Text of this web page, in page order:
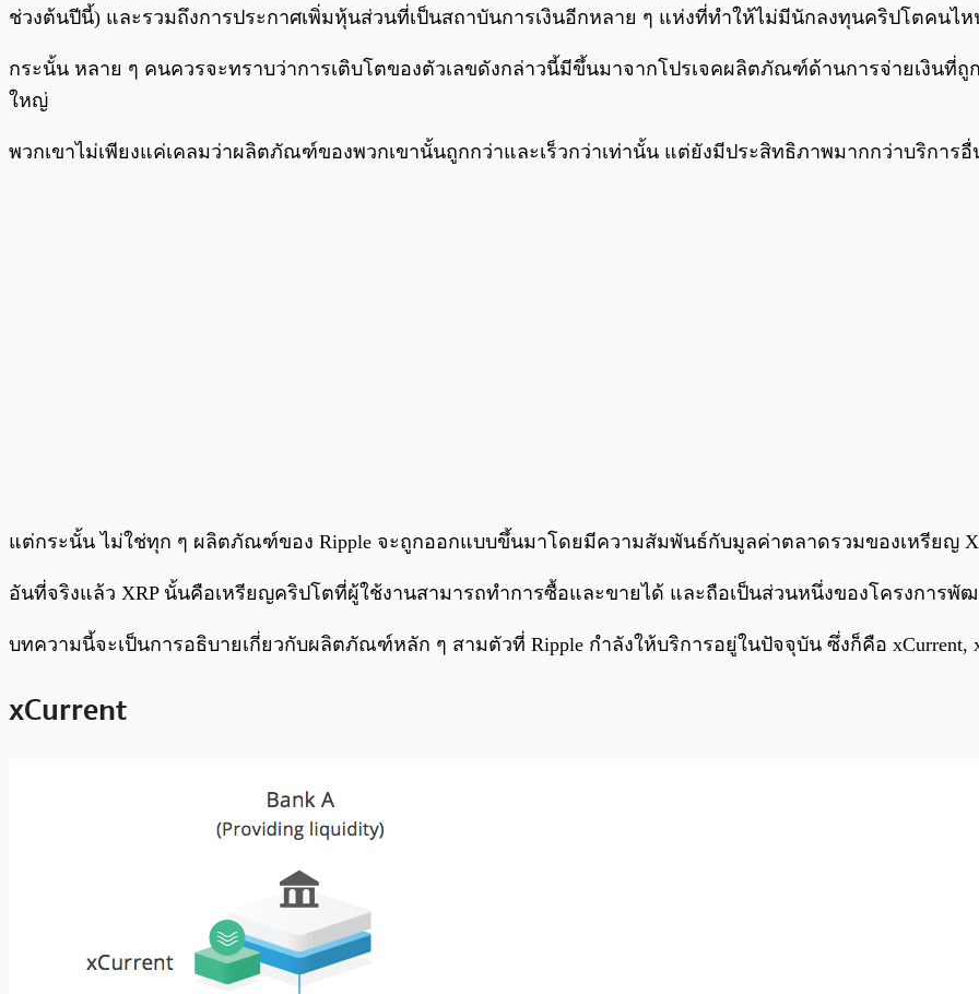
ช่วงต้นปีนี้) และรวมถึงการประกาศเพิ่มหุ้นส่วนที่เป็นสถาบันการเงินอีกหลาย ๆ แห่งที่ทำให้ไม่มีนักลงทุนคริปโตคนไ
กระนั้น หลาย ๆ คนควรจะทราบว่าการเติบโตของตัวเลขดังกล่าวนี้มีขึ้นมาจากโปรเจคผลิตภัณฑ์ด้านการจ่ายเงินที่ถู
ใหญ่
พวกเขาไม่เพียงแค่เคลมว่าผลิตภัณฑ์ของพวกเขานั้นถูกกว่าและเร็วกว่าเท่านั้น แต่ยังมีประสิทธิภาพมากกว่าบริการ
แต่กระนั้น ไม่ใช่ทุก ๆ ผลิตภัณฑ์ของ Ripple จะถูกออกแบบขึ้นมาโดยมีความสัมพันธ์กับมูลค่าตลาดรวมของเหรียญ
อันที่จริงแล้ว XRP นั้นคือเหรียญคริปโตที่ผู้ใช้งานสามารถทำการซื้อและขายได้ และถือเป็นส่วนหนึ่งของโครงการ
บทความนี้จะเป็นการอธิบายเกี่ยวกับผลิตภัณฑ์หลัก ๆ สามตัวที่ Ripple กำลังให้บริการอยู่ในปัจจุบัน ซึ่งก็คือ xCurrent,
xCurrent